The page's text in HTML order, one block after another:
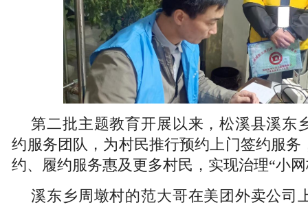
第二批主题教育开展以来，松溪县溪东
约服务团队，为村民推行预约上门签约服务
约、履约服务惠及更多村民，实现治理“小
溪东乡周墩村的范大哥在美团外卖公司